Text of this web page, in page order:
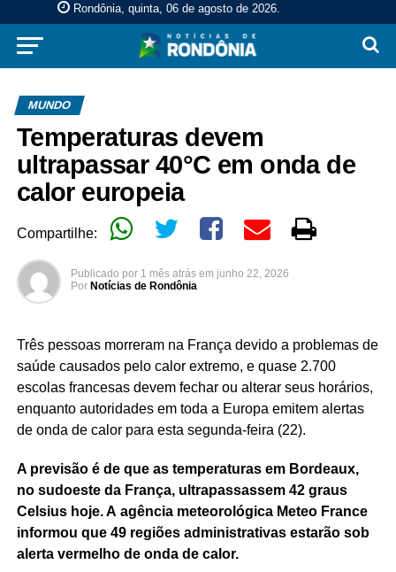
Rondônia, quinta, 06 de agosto de 2026.
MUNDO
Temperaturas devem
ultrapassar 40°C em onda de
calor europeia
Compartilhe:
Publicado por 1 mês atrás em junho 22, 2026
Por Notícias de Rondônia
Três pessoas morreram na França devido a problemas de
saúde causados pelo calor extremo, e quase 2.700
escolas francesas devem fechar ou alterar seus horários,
enquanto autoridades em toda a Europa emitem alertas
de onda de calor para esta segunda-feira (22).
A previsão é de que as temperaturas em Bordeaux,
no sudoeste da França, ultrapassassem 42 graus
Celsius hoje. A agência meteorológica Meteo France
informou que 49 regiões administrativas estarão sob
alerta vermelho de onda de calor.